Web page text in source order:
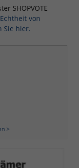
SHOPVOTE
von
Sie hier.
>